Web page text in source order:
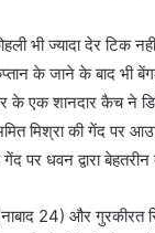
भी ज्यादा देर टिक
के जाने के बाद भी
के एक शानदार कैच ने
मिश्रा की गेंद पर
पर धवन द्वारा
24) और